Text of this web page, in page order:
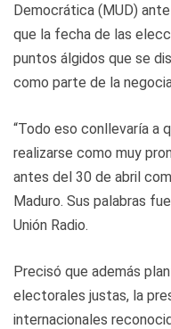
Democrática (MUD)
que la fecha de las
puntos álgidos que se
como parte de la
“Todo eso conllevaría a
realizarse como muy
antes del 30 de abril
Maduro. Sus palabras
Unión Radio.
Precisó que además
electorales justas, la
internacionales